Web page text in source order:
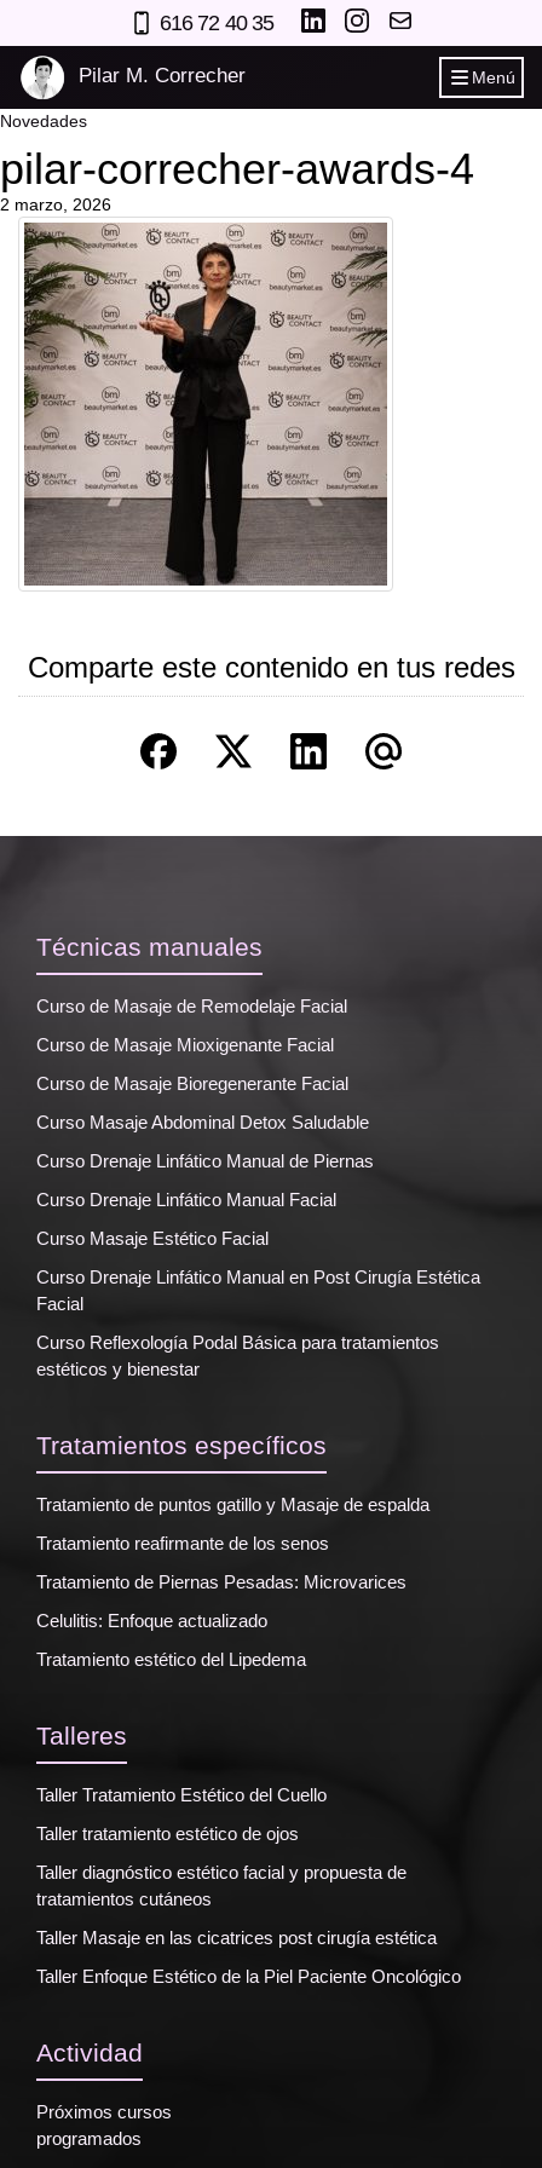
616 72 40 35
Pilar M. Correcher Menú
Novedades
pilar-correcher-awards-4
2 marzo, 2026
Comparte este contenido en tus redes
Técnicas manuales
Curso de Masaje de Remodelaje Facial
Curso de Masaje Mioxigenante Facial
Curso de Masaje Bioregenerante Facial
Curso Masaje Abdominal Detox Saludable
Curso Drenaje Linfático Manual de Piernas
Curso Drenaje Linfático Manual Facial
Curso Masaje Estético Facial
Curso Drenaje Linfático Manual en Post Cirugía Estética
Facial
Curso Reflexología Podal Básica para tratamientos
estéticos y bienestar
Tratamientos específicos
Tratamiento de puntos gatillo y Masaje de espalda
Tratamiento reafirmante de los senos
Tratamiento de Piernas Pesadas: Microvarices
Celulitis: Enfoque actualizado
Tratamiento estético del Lipedema
Talleres
Taller Tratamiento Estético del Cuello
Taller tratamiento estético de ojos
Taller diagnóstico estético facial y propuesta de
tratamientos cutáneos
Taller Masaje en las cicatrices post cirugía estética
Taller Enfoque Estético de la Piel Paciente Oncológico
Actividad
Próximos cursos
programados